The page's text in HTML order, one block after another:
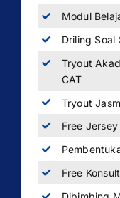
Modul
Driling Soal
Tryout
CAT
Tryout
Free
Free